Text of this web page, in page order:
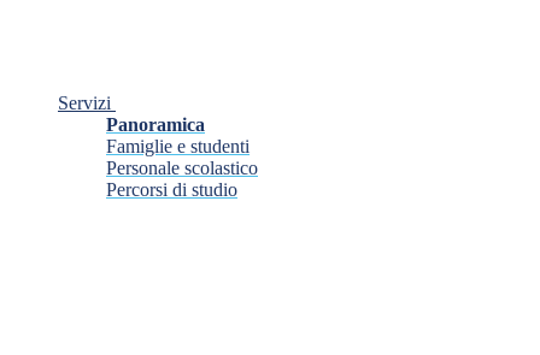
Servizi
Panoramica
Famiglie e studenti
Personale scolastico
Percorsi di studio